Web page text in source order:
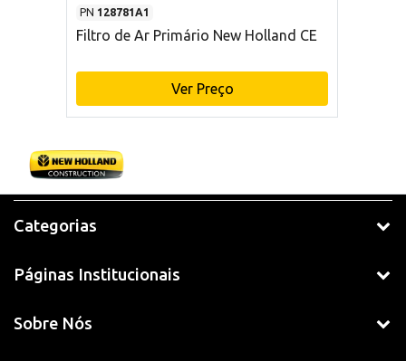
PN 128781A1
Filtro de Ar Primário New Holland CE
Ver Preço
Categorias
Páginas Institucionais
Sobre Nós